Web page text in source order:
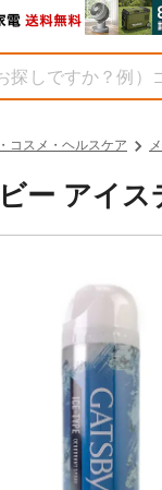
コスメ・ヘルスケア
ー アイ